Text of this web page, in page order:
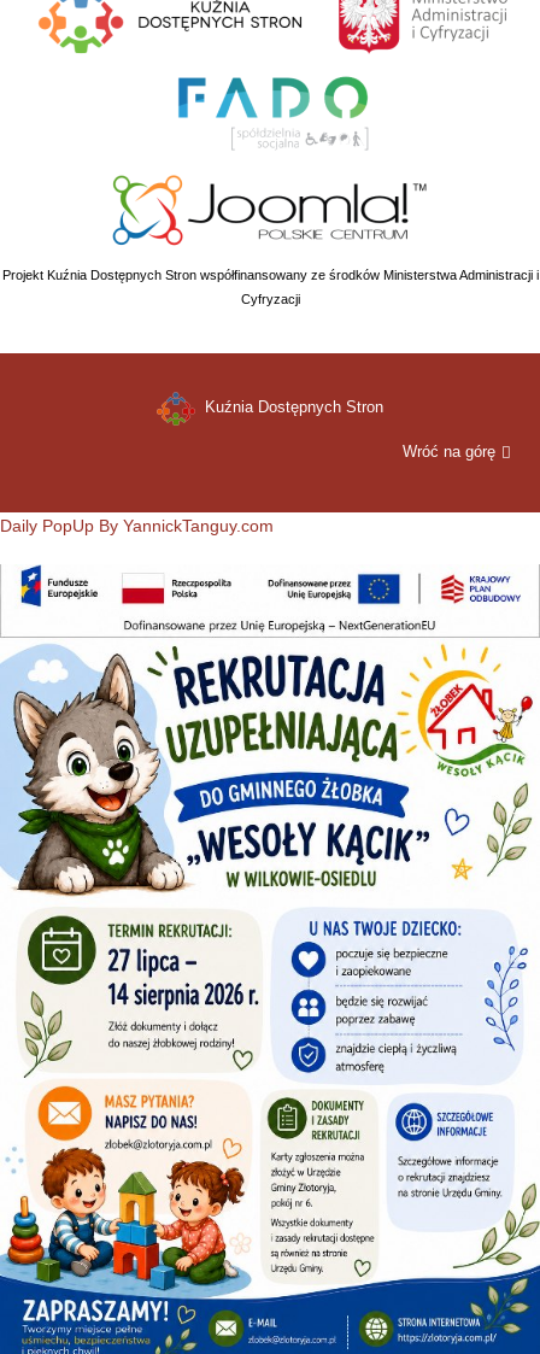
Projekt Kuźnia Dostępnych Stron współfinansowany ze środków Ministerstwa Administracji i
Cyfryzacji
Kuźnia Dostępnych Stron
Wróć na górę
Daily PopUp By YannickTanguy.com